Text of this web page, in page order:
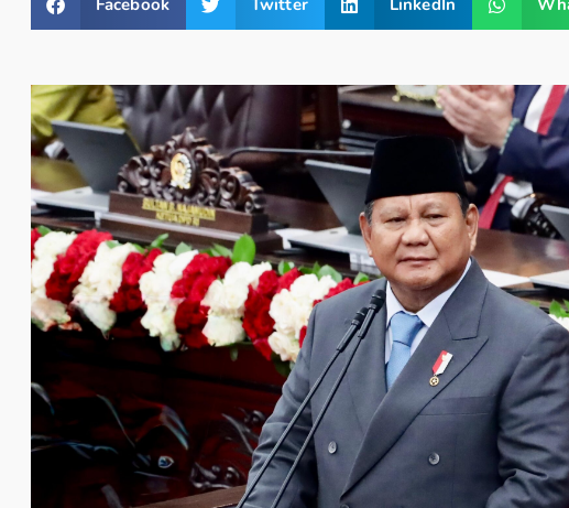
Facebook Twitter LinkedIn